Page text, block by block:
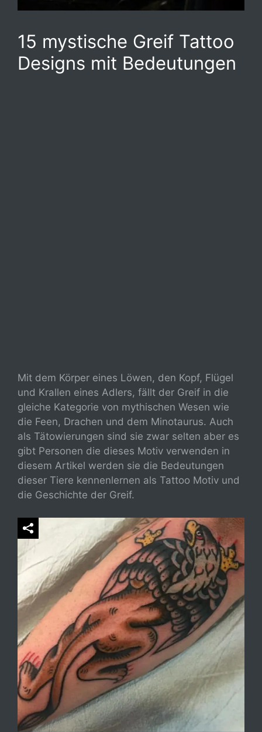
15 mystische Greif Tattoo
Designs mit Bedeutungen
Mit dem Körper eines Löwen, den Kopf, Flügel
und Krallen eines Adlers, fällt der Greif in die
gleiche Kategorie von mythischen Wesen wie
die Feen, Drachen und dem Minotaurus. Auch
als Tätowierungen sind sie zwar selten aber es
gibt Personen die dieses Motiv verwenden in
diesem Artikel werden sie die Bedeutungen
dieser Tiere kennenlernen als Tattoo Motiv und
die Geschichte der Greif.